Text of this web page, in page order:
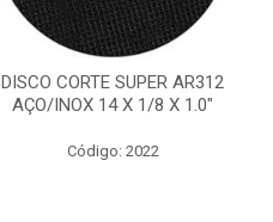
DISCO CORTE SUPER AR312
AÇO/INOX 14 X 1/8 X 1.0"
Código: 2022